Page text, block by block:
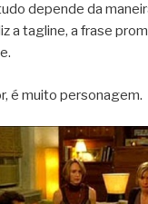
depende da
a tagline, a frase
é muito personagem.